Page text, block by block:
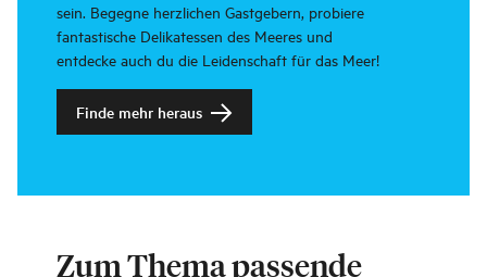
sein. Begegne herzlichen Gastgebern, probiere
fantastische Delikatessen des Meeres und
entdecke auch du die Leidenschaft für das Meer!
Finde mehr heraus
Zum Thema passende